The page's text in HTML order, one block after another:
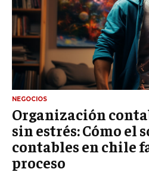
NEGOCIOS
Organización
sin estrés: Cómo el
contables en chile
proceso